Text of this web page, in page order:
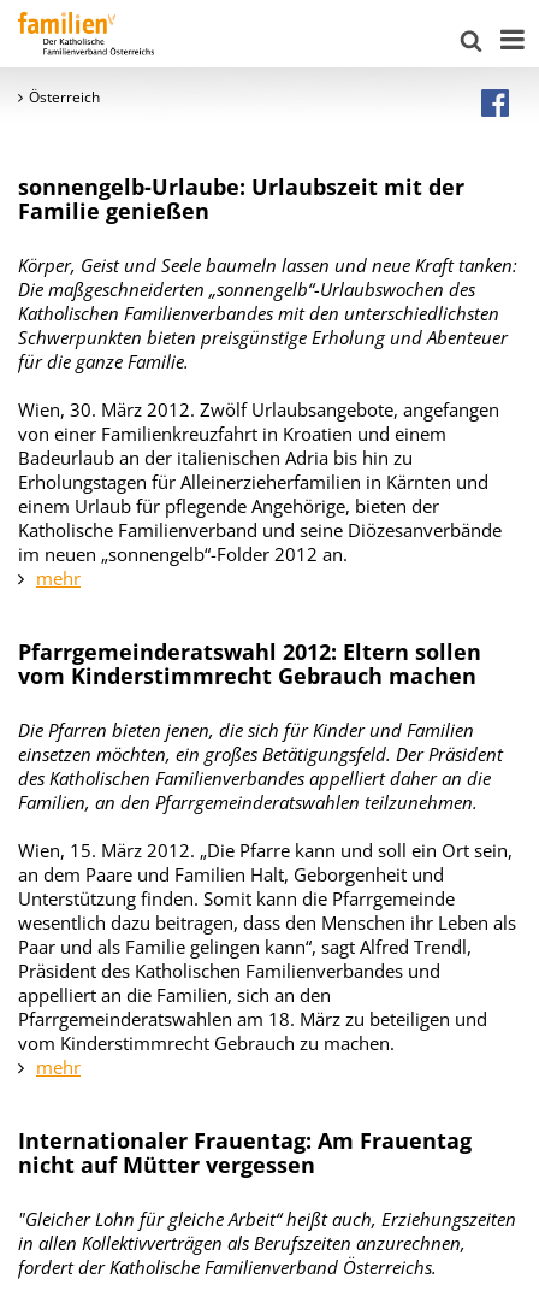
Österreich
sonnengelb-Urlaube: Urlaubszeit mit der
Familie genießen
Körper, Geist und Seele baumeln lassen und neue Kraft tanken:
Die maßgeschneiderten „sonnengelb“-Urlaubswochen des
Katholischen Familienverbandes mit den unterschiedlichsten
Schwerpunkten bieten preisgünstige Erholung und Abenteuer
für die ganze Familie.
Wien, 30. März 2012. Zwölf Urlaubsangebote, angefangen
von einer Familienkreuzfahrt in Kroatien und einem
Badeurlaub an der italienischen Adria bis hin zu
Erholungstagen für Alleinerzieherfamilien in Kärnten und
einem Urlaub für pflegende Angehörige, bieten der
Katholische Familienverband und seine Diözesanverbände
im neuen „sonnengelb“-Folder 2012 an.
mehr
Pfarrgemeinderatswahl 2012: Eltern sollen
vom Kinderstimmrecht Gebrauch machen
Die Pfarren bieten jenen, die sich für Kinder und Familien
einsetzen möchten, ein großes Betätigungsfeld. Der Präsident
des Katholischen Familienverbandes appelliert daher an die
Familien, an den Pfarrgemeinderatswahlen teilzunehmen.
Wien, 15. März 2012. „Die Pfarre kann und soll ein Ort sein,
an dem Paare und Familien Halt, Geborgenheit und
Unterstützung finden. Somit kann die Pfarrgemeinde
wesentlich dazu beitragen, dass den Menschen ihr Leben als
Paar und als Familie gelingen kann“, sagt Alfred Trendl,
Präsident des Katholischen Familienverbandes und
appelliert an die Familien, sich an den
Pfarrgemeinderatswahlen am 18. März zu beteiligen und
vom Kinderstimmrecht Gebrauch zu machen.
mehr
Internationaler Frauentag: Am Frauentag
nicht auf Mütter vergessen
"Gleicher Lohn für gleiche Arbeit“ heißt auch, Erziehungszeiten
in allen Kollektivverträgen als Berufszeiten anzurechnen,
fordert der Katholische Familienverband Österreichs.